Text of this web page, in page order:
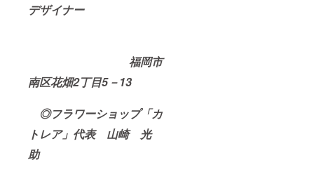
デザイナー
福岡市
南区花畑2丁目5－13
◎フラワーショップ「カ
トレア」代表 山崎 光
助